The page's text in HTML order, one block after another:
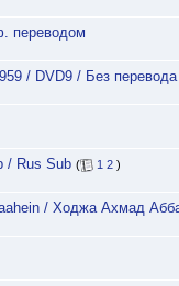
переводом
/ DVD9 / Без перевода
/ Rus Sub ( 1 2 )
/ Ходжа Ахмад